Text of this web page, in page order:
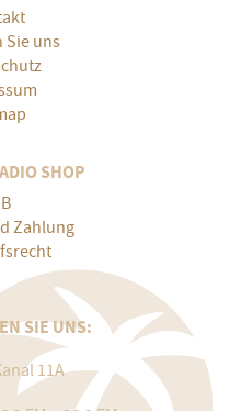
Sie uns
SHOP
Zahlung
SIE UNS:
11A